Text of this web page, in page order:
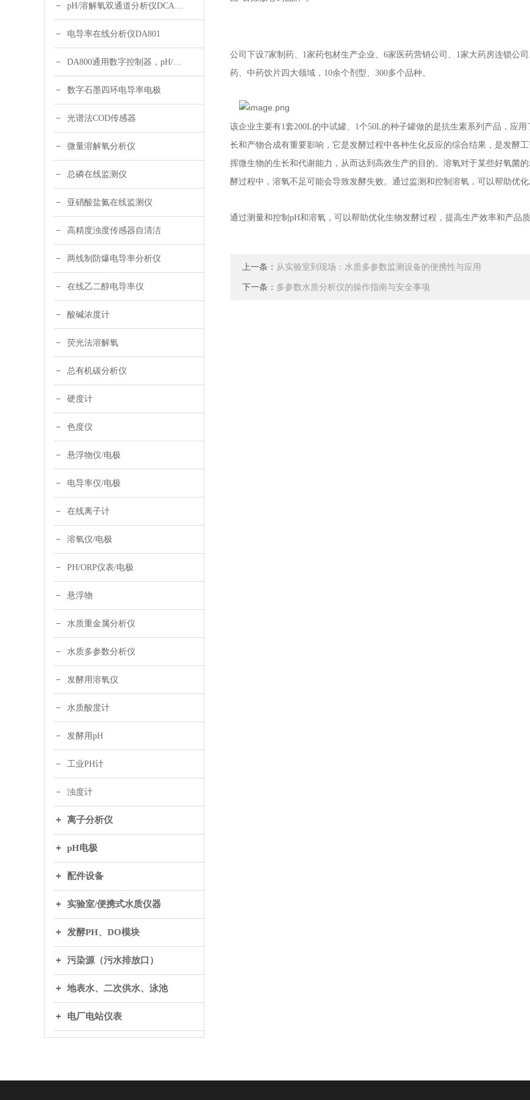
pH/溶解氧双通道分析仪DCA120
电导率在线分析仪DA801
DA800通用数字控制器，pH/DO/ORP多参数
数字石墨四环电导率电极
光谱法COD传感器
微量溶解氧分析仪
总磷在线监测仪
亚硝酸盐氮在线监测仪
高精度浊度传感器自清洁
两线制防爆电导率分析仪
在线乙二醇电导率仪
酸碱浓度计
荧光法溶解氧
总有机碳分析仪
硬度计
色度仪
悬浮物仪/电极
电导率仪/电极
在线离子计
溶氧仪/电极
PH/ORP仪表/电极
悬浮物
水质重金属分析仪
水质多参数分析仪
发酵用溶氧仪
水质酸度计
发酵用pH
工业PH计
浊度计
离子分析仪
pH电极
配件设备
实验室/便携式水质仪器
发酵PH、DO模块
污染源（污水排放口）
地表水、二次供水、泳池
电厂电站仪表
公司下设7家制药、1家药包材生产企业、6家医药营销公司、1家大药房连锁公
药、中药饮片四大领域，10余个剂型、300多个品种。
该企业主要有1套200L的中试罐、1个50L的种子罐做的是抗生素系列产品，应
长和产物合成有重要影响，它是发酵过程中各种生化反应的综合结果，是发酵
挥微生物的生长和代谢能力，从而达到高效生产的目的。溶氧对于某些好氧菌
酵过程中，溶氧不足可能会导致发酵失败。通过监测和控制溶氧，可以帮助优
通过测量和控制pH和溶氧，可以帮助优化生物发酵过程，提高生产效率和产品质
上一条： 从实验室到现场：水质多参数监测设备的便携性与应用
下一条： 多参数水质分析仪的操作指南与安全事项